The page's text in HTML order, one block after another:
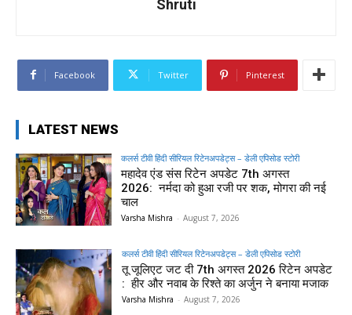
Shruti
Facebook Twitter Pinterest
LATEST NEWS
कलर्स टीवी हिंदी सीरियल रिटेनअपडेट्स – डेली एपिसोड स्टोरी
महादेव एंड संस रिटेन अपडेट 7th अगस्त
2026: नर्मदा को हुआ रजी पर शक, मोगरा की नई
चाल
Varsha Mishra - August 7, 2026
कलर्स टीवी हिंदी सीरियल रिटेनअपडेट्स – डेली एपिसोड स्टोरी
तू जूलिएट जट दी 7th अगस्त 2026 रिटेन अपडेट
: हीर और नवाब के रिश्ते का अर्जुन ने बनाया मजाक
Varsha Mishra - August 7, 2026